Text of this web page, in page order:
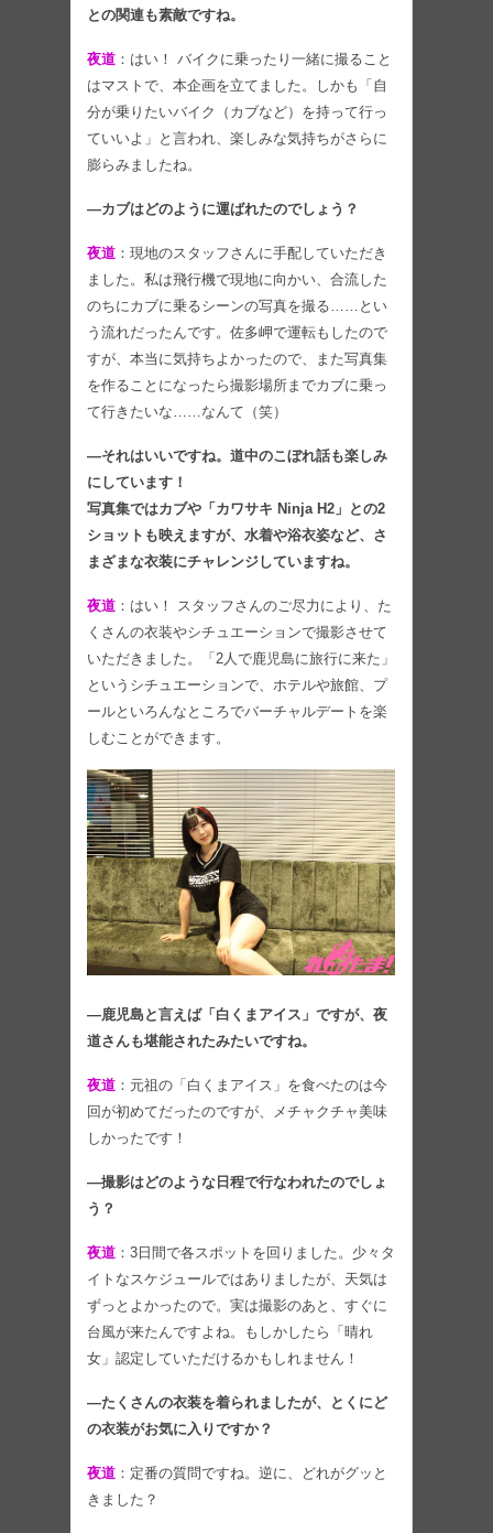
との関連も素敵ですね。
夜道 ：はい！ バイクに乗ったり一緒に撮ること
はマストで、本企画を立てました。しかも「自
分が乗りたいバイク（カブなど）を持って行っ
ていいよ」と言われ、楽しみな気持ちがさらに
膨らみましたね。
―カブはどのように運ばれたのでしょう？
夜道 ：現地のスタッフさんに手配していただき
ました。私は飛行機で現地に向かい、合流した
のちにカブに乗るシーンの写真を撮る……とい
う流れだったんです。佐多岬で運転もしたので
すが、本当に気持ちよかったので、また写真集
を作ることになったら撮影場所までカブに乗っ
て行きたいな……なんて（笑）
―それはいいですね。道中のこぼれ話も楽しみ
にしています！
写真集ではカブや「カワサキ Ninja H2」との2
ショットも映えますが、水着や浴衣姿など、さ
まざまな衣装にチャレンジしていますね。
夜道 ：はい！ スタッフさんのご尽力により、た
くさんの衣装やシチュエーションで撮影させて
いただきました。「2人で鹿児島に旅行に来た」
というシチュエーションで、ホテルや旅館、プ
ールといろんなところでバーチャルデートを楽
しむことができます。
―鹿児島と言えば「白くまアイス」ですが、夜
道さんも堪能されたみたいですね。
夜道 ：元祖の「白くまアイス」を食べたのは今
回が初めてだったのですが、メチャクチャ美味
しかったです！
―撮影はどのような日程で行なわれたのでしょ
う？
夜道 ：3日間で各スポットを回りました。少々タ
イトなスケジュールではありましたが、天気は
ずっとよかったので。実は撮影のあと、すぐに
台風が来たんですよね。もしかしたら「晴れ
女」認定していただけるかもしれません！
―たくさんの衣装を着られましたが、とくにど
の衣装がお気に入りですか？
夜道 ：定番の質問ですね。逆に、どれがグッと
きました？